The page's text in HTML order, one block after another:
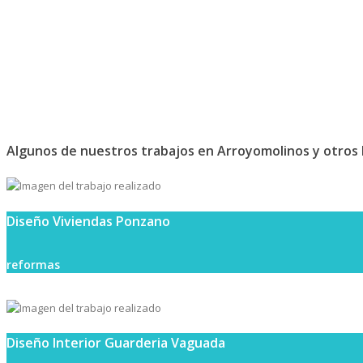
Algunos de nuestros trabajos en Arroyomolinos y otros
Diseño Viviendas Ponzano
reformas
Diseño Interior Guarderia Vaguada